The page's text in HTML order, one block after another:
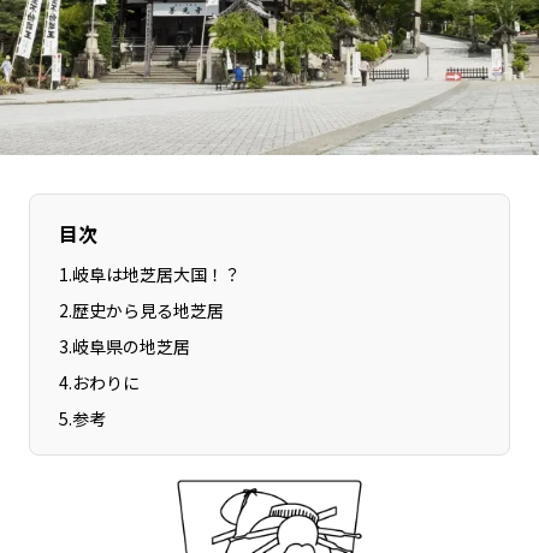
北摂エリア
堺・泉州エリア
河内エリア
兵庫エリア
奈良エリア
和歌山エリア
鳥取エリア
島根エリア
香川エリア
高知エリア
佐賀エリア
熊本エリア
宮崎エリア
沖縄エリア
カテゴリから探す
目次
1.岐阜は地芝居大国！？
2.歴史から見る地芝居
3.岐阜県の地芝居
4.おわりに
5.参考